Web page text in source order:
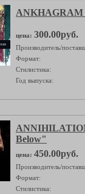
ANKHAGRAM
цена: 300.00руб.
Производитель/
Формат:
Стилистика:
Год выпуска:
Below"
цена: 450.00руб.
Производитель/
Формат:
Стилистика: